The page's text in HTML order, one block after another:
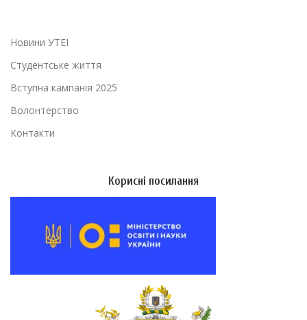
Новини УТЕІ
Студентське життя
Вступна кампанія 2025
Волонтерство
Контакти
Корисні посилання